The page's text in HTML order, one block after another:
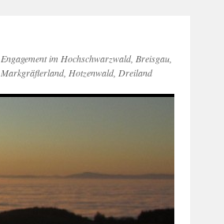
Engagement im Hochschwarzwald, Breisgau,
Markgräflerland, Hotzenwald, Dreiland